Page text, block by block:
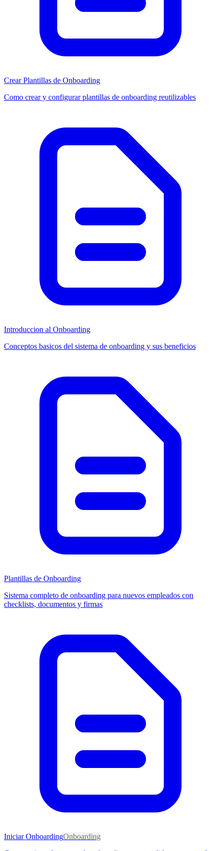
Crear Plantillas de Onboarding
Como crear y configurar plantillas de onboarding reutilizables
Introduccion al Onboarding
Conceptos basicos del sistema de onboarding y sus beneficios
Plantillas de Onboarding
Sistema completo de onboarding para nuevos empleados con
checklists, documentos y firmas
Iniciar OnboardingOnboarding